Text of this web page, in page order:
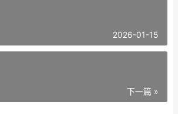
2026-01-15
下一篇 »